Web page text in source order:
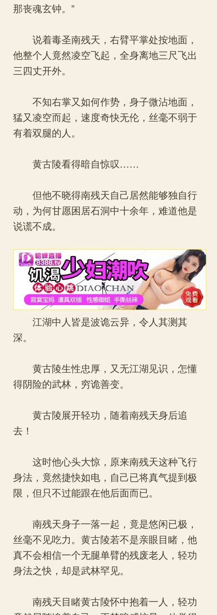
那丧魂玄钟。”
说着毒圣南残天，右臂平掌处按地面，
他整个人竟然凌空飞起，全身离地三尺飞出
三四丈开外。
不知右掌又如何作势，身子微沾地面，
猛又凌空而起，速度奇快无伦，丝毫不弱于
有着双腿的人。
黄古陵看得暗自惊叹……
但他不晓得南残天自己居然能够独自行
动，为何甘愿困居石洞中十余年，难道他是
说谎不成。
江湖中人皆是波诡云异，令人其测其
深。
黄古陵生性忠厚，又无江湖见识，怎懂
得阴险的武林，穷诡善变。
黄古陵展开轻功，随着南残天身后追
去！
这时他心头大惊，原来南残天这种飞行
身法，竟然捷快如电，自己已将真气提到极
限，但只不过能跟在他后面而已。
南残天身子一落一起，竟是悠闲已极，
丝毫不见吃力。黄古陵若不是亲眼目睹，他
真不会相信一个无腿单臂的残废老人，轻功
身法之快，却是武林罕见。
南残天目睹黄古陵怀中抱着一人，轻功